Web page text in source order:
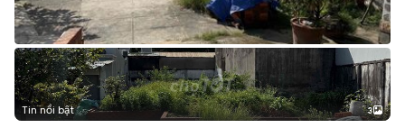
Tin nổi bật 3